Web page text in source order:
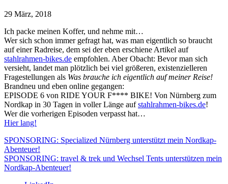
bikes.de
29 März, 2018
Ich packe meinen Koffer, und nehme mit…
Wer sich schon immer gefragt hat, was man eigentlich so braucht
auf einer Radreise, dem sei der eben erschiene Artikel auf
stahlrahmen-bikes.de empfohlen. Aber Obacht: Bevor man sich
versieht, landet man plötzlich bei viel größeren, existenzielleren
Fragestellungen als Was brauche ich eigentlich auf meiner Reise!
Brandneu und eben online gegangen:
EPISODE 6 von RIDE YOUR F**** BIKE! Von Nürnberg zum
Nordkap in 30 Tagen in voller Länge aufstahlrahmen-bikes.de!
Wer die vorherigen Episoden verpasst hat…
Hier lang!
SPONSORING: Specialized Nürnberg unterstützt mein Nordkap-
Abenteuer!
SPONSORING: travel & trek und Wechsel Tents unterstützen mein
Nordkap-Abenteuer!